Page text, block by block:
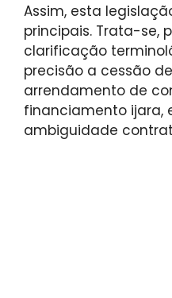
Assim, esta
principais. Trata-se,
clarificação
precisão a cessão
arrendamento de
financiamento ijara,
ambiguidade